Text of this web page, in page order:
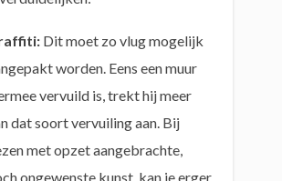
Dit moet zo vlug mogelijk
worden. Eens een muur
vervuild is, trekt hij meer
dat soort vervuiling aan. Bij
met opzet aangebrachte,
ongewenste kunst, kan je erger